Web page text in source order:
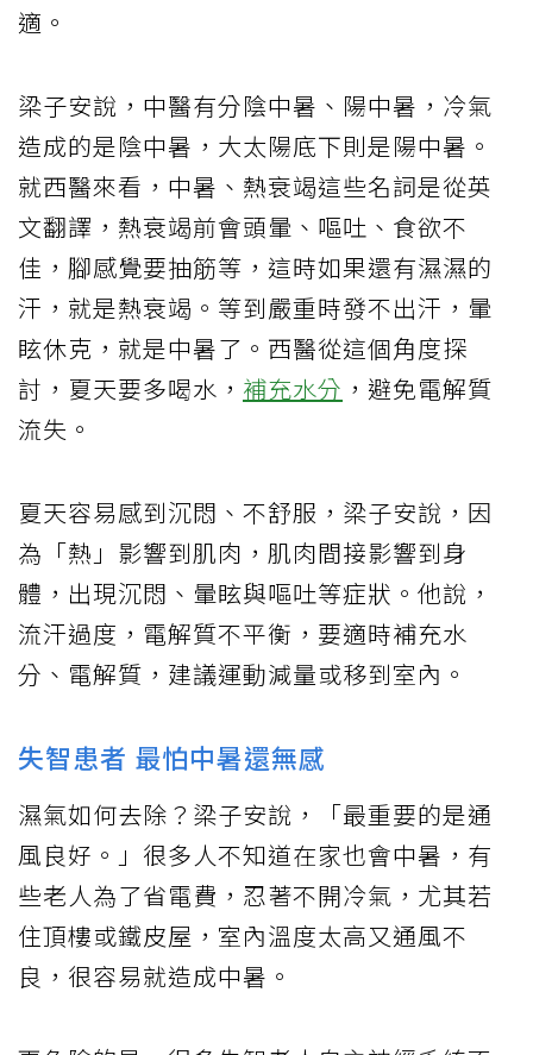
適。
梁子安說，中醫有分陰中暑、陽中暑，冷氣
造成的是陰中暑，大太陽底下則是陽中暑。
就西醫來看，中暑、熱衰竭這些名詞是從英
文翻譯，熱衰竭前會頭暈、嘔吐、食欲不
佳，腳感覺要抽筋等，這時如果還有濕濕的
汗，就是熱衰竭。等到嚴重時發不出汗，暈
眩休克，就是中暑了。西醫從這個角度探
討，夏天要多喝水， 補充水分 ，避免電解質
流失。
夏天容易感到沉悶、不舒服，梁子安說，因
為「熱」影響到肌肉，肌肉間接影響到身
體，出現沉悶、暈眩與嘔吐等症狀。他說，
流汗過度，電解質不平衡，要適時補充水
分、電解質，建議運動減量或移到室內。
失智患者 最怕中暑還無感
濕氣如何去除？梁子安說，「最重要的是通
風良好。」很多人不知道在家也會中暑，有
些老人為了省電費，忍著不開冷氣，尤其若
住頂樓或鐵皮屋，室內溫度太高又通風不
良，很容易就造成中暑。